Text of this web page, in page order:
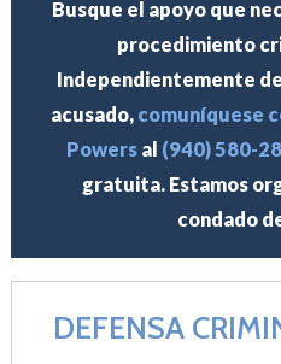
Busque el apoyo que
procedimiento
Independientemente
acusado, comuníquese
Powersal (940) 580-
gratuita. Estamos
condado
DEFENSA